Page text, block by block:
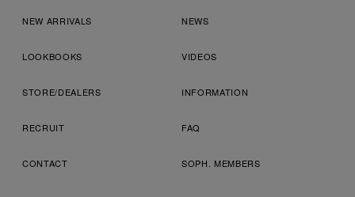
NEW ARRIVALS NEWS
LOOKBOOKS VIDEOS
STORE/DEALERS INFORMATION
RECRUIT FAQ
CONTACT SOPH. MEMBERS